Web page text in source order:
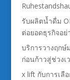
รับผลิตน้ำดื่ม
ต่อยอดธุรกิจอย่
บริการวางฤกษ์
ก่อนก้าวสู่ช่วง
x lift กับการเลื